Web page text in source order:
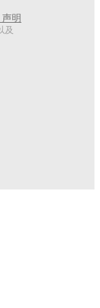
声明
及